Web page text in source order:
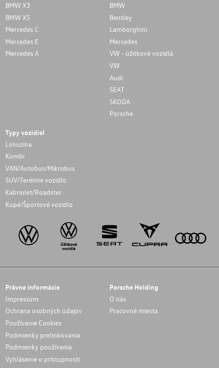
BMW X3
BMW X5
Mercedes C
Mercedes E
Mercedes A
BMW
Bentley
Lamborghini
Mercedes
VW - úžitkové vozidlá
VW
Audi
SEAT
SKODA
Porsche
Typy vozidiel
Limuzína
Kombi
VAN/Autobus/Mikrobus
SUV/Terénne vozidlo
Kabriolet/Roadster
Kupé/Športové vozidlo
Právne informácie
Impressum
Ochrana osobných údajov
Používanie Cookies
Podmienky prelinkovania
Podmienky používania
Vyhlásenie o prístupnosti
Porsche Holding
O nás
Pracovné miesta